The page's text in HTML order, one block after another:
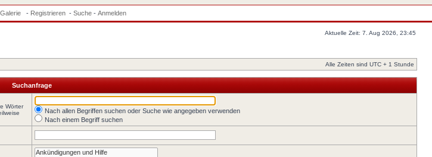
Galerie - Registrieren - Suche - Anmelden
Aktuelle Zeit: 7. Aug 2026, 23:45
Alle Zeiten sind UTC + 1 Stunde
Suchanfrage
Wörter
Nach allen Begriffen suchen oder Suche wie angegeben verwenden
Nach einem Begriff suchen